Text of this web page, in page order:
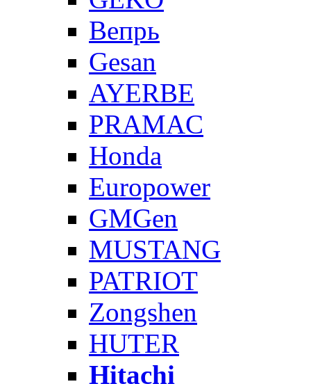
Вепрь
Gesan
AYERBE
PRAMAC
Honda
Europower
GMGen
MUSTANG
PATRIOT
Zongshen
HUTER
Hitachi